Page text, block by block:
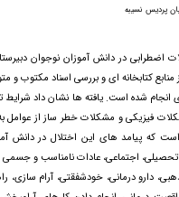
پردیس نسیبه
در دانش آموزان نوجوان
کتابخانه ای و بررسی اسناد مکتوب
انجام شده است. یافته ها نشان داد
فیزیکی و مشکلات خطر ساز از عوامل
که پیامد های این اختلال در دانش
تحصیلی، اجتماعی، عادات نامناسب و
دارو درمانی، خودشفقتی، آرام سازی،